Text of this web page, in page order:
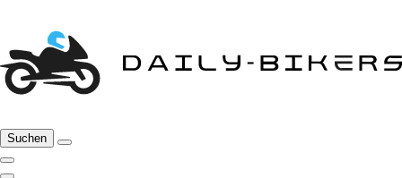
Suchen